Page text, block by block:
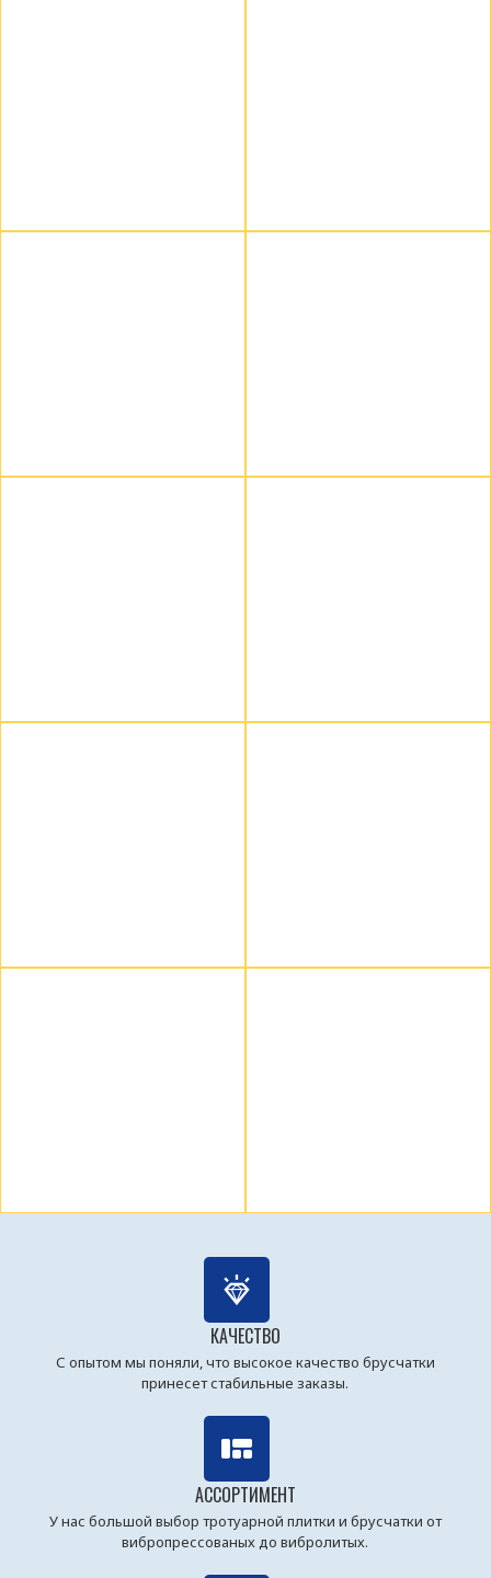
КАЧЕСТВО
С опытом мы поняли, что высокое качество брусчатки
принесет стабильные заказы.
АССОРТИМЕНТ
У нас большой выбор тротуарной плитки и брусчатки от
вибропрессованых до вибролитых.